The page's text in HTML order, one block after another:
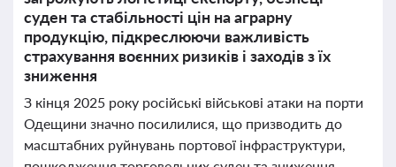
суден та стабільності цін на аграрну
продукцію, підкреслюючи важливість
страхування воєнних ризиків і заходів з їх
зниження
З кінця 2025 року російські військові атаки на порти
Одещини значно посилилися, що призводить до
масштабних руйнувань портової інфраструктури,